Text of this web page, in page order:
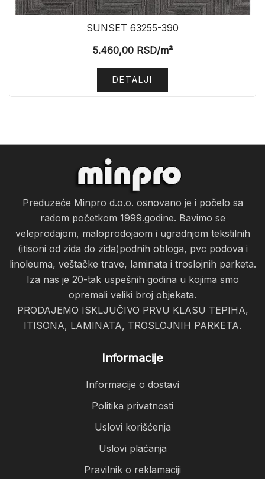
SUNSET 63255-390
5.460,00RSD/m²
DETALJI
Preduzeće Minpro d.o.o. osnovano je i počelo sa
radom početkom 1999.godine. Bavimo se
veleprodajom, maloprodojaom i ugradnjom tekstilnih
(itisoni od zida do zida)podnih obloga, pvc podova i
linoleuma, veštačke trave, laminata i troslojnih parketa.
Iza nas je 20-tak uspešnih godina u kojima smo
opremali veliki broj objekata.
PRODAJEMO ISKLJUČIVO PRVU KLASU TEPIHA,
ITISONA, LAMINATA, TROSLOJNIH PARKETA.
Informacije
Informacije o dostavi
Politika privatnosti
Uslovi korišćenja
Uslovi plaćanja
Pravilnik o reklamaciji